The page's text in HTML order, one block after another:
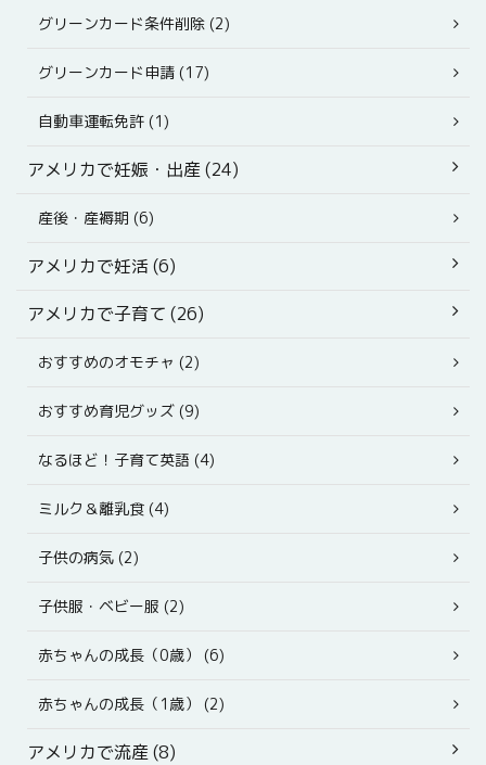
グリーンカード条件削除 (2)
グリーンカード申請 (17)
自動車運転免許 (1)
アメリカで妊娠・出産 (24)
産後・産褥期 (6)
アメリカで妊活 (6)
アメリカで子育て (26)
おすすめのオモチャ (2)
おすすめ育児グッズ (9)
なるほど！子育て英語 (4)
ミルク＆離乳食 (4)
子供の病気 (2)
子供服・ベビー服 (2)
赤ちゃんの成長（0歳） (6)
赤ちゃんの成長（1歳） (2)
アメリカで流産 (8)